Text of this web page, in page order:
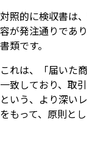
対照的に検収書は
容が発注通りであ
書類です。
これは、「届いた
一致しており、取
という、より深い
をもって、原則と